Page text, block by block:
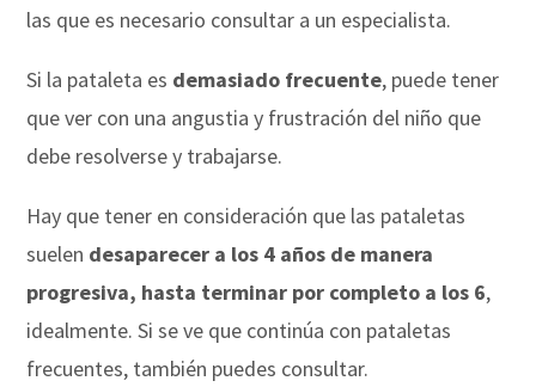
las que es necesario consultar a un especialista.
Si la pataleta es demasiado frecuente, puede tener
que ver con una angustia y frustración del niño que
debe resolverse y trabajarse.
Hay que tener en consideración que las pataletas
suelen desaparecer a los 4 años de manera
progresiva, hasta terminar por completo a los 6,
idealmente. Si se ve que continúa con pataletas
frecuentes, también puedes consultar.